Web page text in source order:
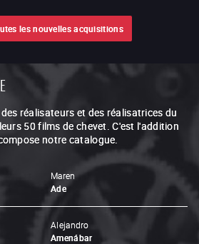
les nouvelles acquisitions
réalisateurs et des réalisatrices du
50 films de chevet. C'est l'addition
notre catalogue.
Maren
Ade
Alejandro
Amenábar